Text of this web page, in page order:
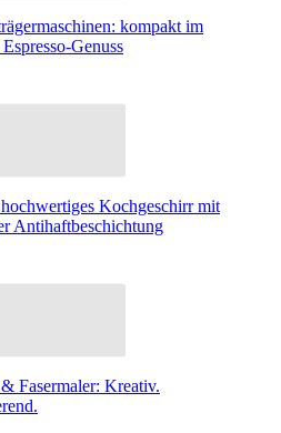
kompakt im
Genuss
Kochgeschirr mit
Antihaftbeschichtung
Fasermaler: Kreativ.